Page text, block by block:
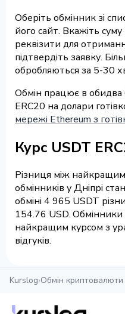
Оберіть обмінник зі
його сайт. Вкажіть
реквізити для
підтвердіть заявку.
обробляються за 5-30
Обмін працює в
ERC20 на долари
мережі Ethereum з
Курс USDT
Різниця між
обмінників у Дніпрі
обміні 4 965 USDT
154.76 USD. Обмінники
найкращим курсом з
відгуків.
Kurslog›Обмін криптовалюти